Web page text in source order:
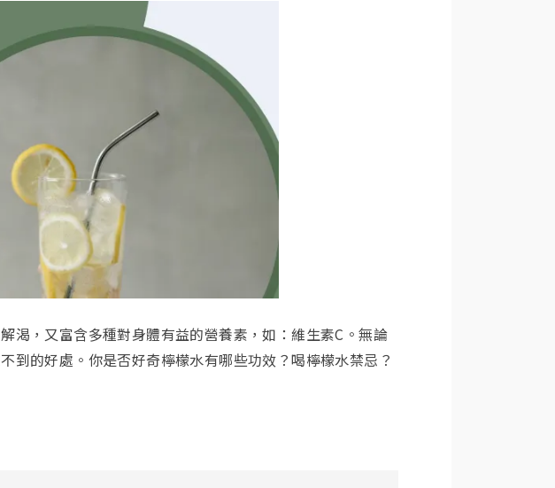
渴，又富含多種對身體有益的營養素，如：維生素C。無論
到的好處。你是否好奇檸檬水有哪些功效？喝檸檬水禁忌？